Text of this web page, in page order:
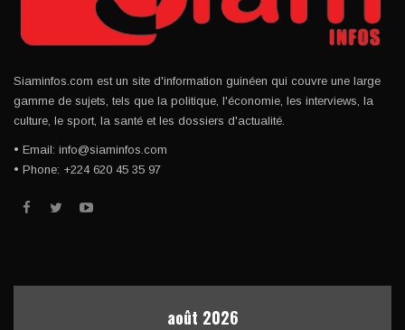
Siaminfos.com est un site d'information guinéen qui couvre une large
gamme de sujets, tels que la politique, l'économie, les interviews, la
culture, le sport, la santé et les dossiers d'actualité.
• Email: info@siaminfos.com
• Phone: +224 620 45 35 97
août 2026